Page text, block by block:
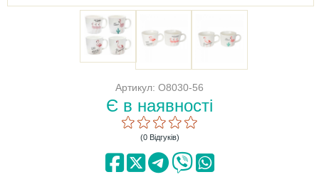
Артикул: O8030-56
Є в наявності
(0 Відгуків)